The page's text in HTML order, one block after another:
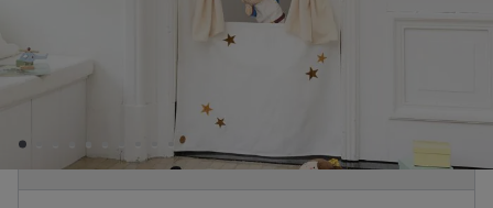
Voor 23:00 besteld, dezelfde dag
Betaal nu of achteraf
Veilig afrekenen met verschillende
betaalmethoden